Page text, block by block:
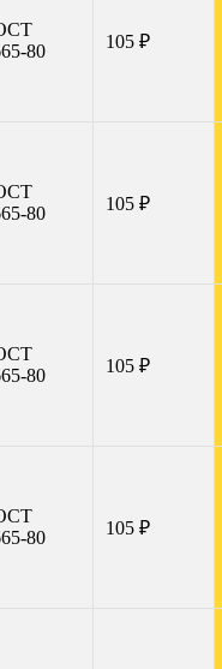
80
105 ₽
80
105 ₽
80
105 ₽
80
105 ₽